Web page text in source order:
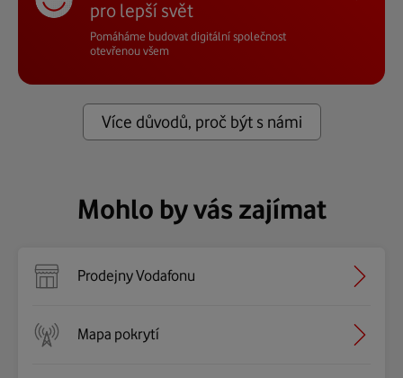
pro lepší svět
Pomáháme budovat digitálníspolečnost
otevřenou všem
Více důvodů, proč být s námi
Mohlo by vás zajímat
Prodejny Vodafonu
Mapa pokrytí